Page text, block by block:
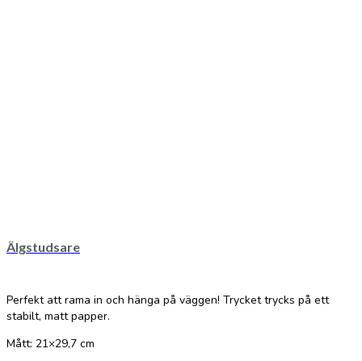
Älgstudsare
Perfekt att rama in och hänga på väggen! Trycket trycks på ett
stabilt, matt papper.
Mått: 21×29,7 cm